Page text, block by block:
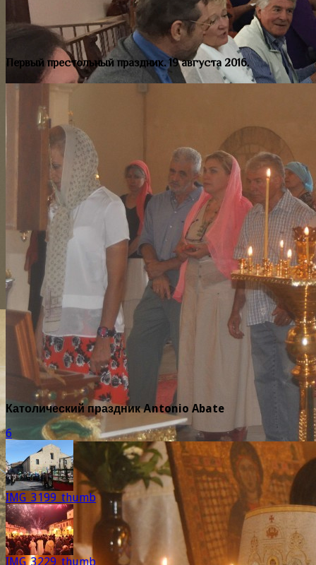
Первый престольный праздник. 19 августа 2016.
Католический праздник Аntonio Abate
6
IMG_3199_thumb
IMG_3229_thumb